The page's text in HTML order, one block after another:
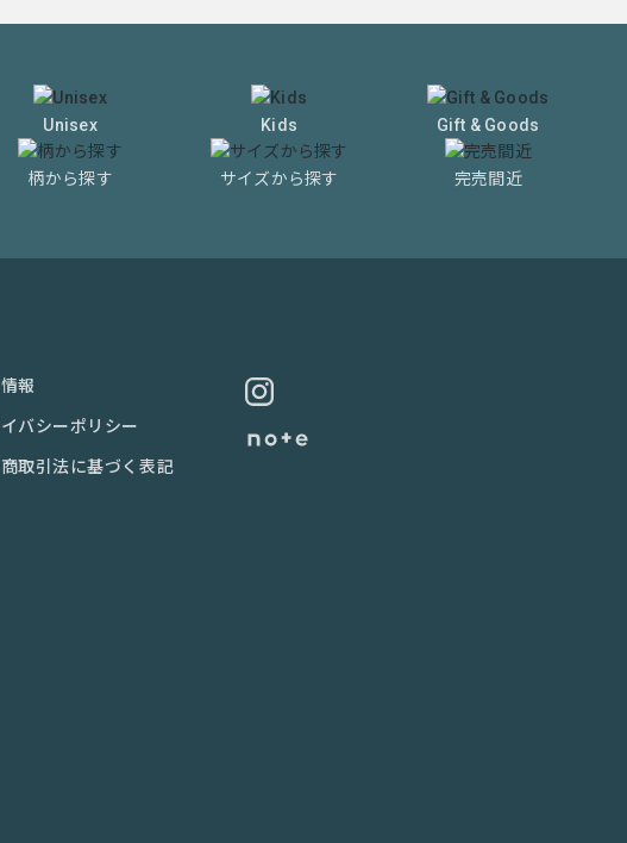
Unisex Kids Gift & Goods
柄から探す サイズから探す 完売間近
報
バシーポリシー
取引法に基づく表記